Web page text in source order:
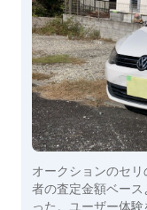
オークションのセ
者の査定金額ベー
った。ユーザー体